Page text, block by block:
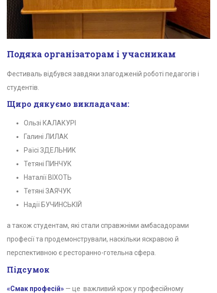
Подяка організаторам і учасникам
Фестиваль відбувся завдяки злагодженій роботі педагогів і
студентів.
Щиро дякуємо викладачам:
Ользі КАЛАКУРІ
Галині ЛИЛАК
Раїсі ЗДЕЛЬНИК
Тетяні ПИНЧУК
Наталії ВІХОТЬ
Тетяні ЗАЯЧУК
Надії БУЧИНСЬКІЙ
а також студентам, які стали справжніми амбасадорами
професії та продемонстрували, наскільки яскравою й
перспективною є ресторанно-готельна сфера.
Підсумок
«Смак професій» — це важливий крок у професійному